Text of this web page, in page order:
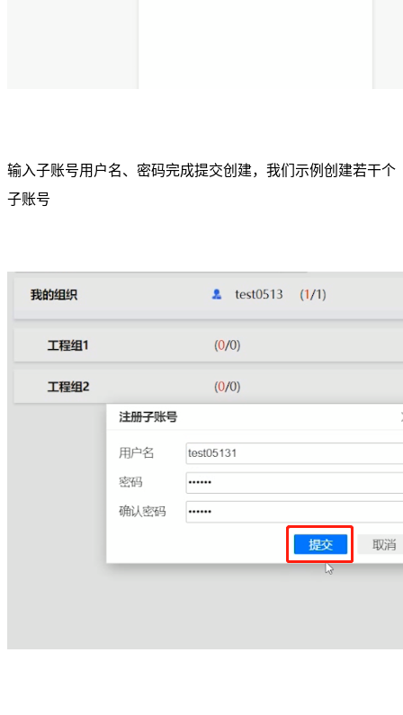
输入子账号用户名、密码完成提交创建，我们示例创建若干个
子账号